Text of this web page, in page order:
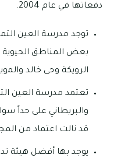
دفعاتها في عام 2004.
توجد مدرسة العين
بعض المناطق الحيوية
الرويكة وحى خالد
تعتمد مدرسة العين
والبريطاني على حداً
قد نالت اعتماد من
يوجد بها أفضل هيئة